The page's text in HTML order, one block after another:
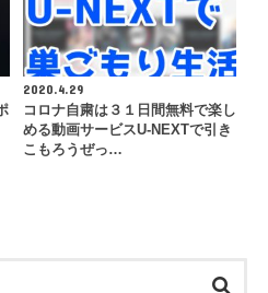
2020.4.29
コロナ自粛は３１日間無料で楽し
める動画サービスU-NEXTで引き
こもろうぜっ…